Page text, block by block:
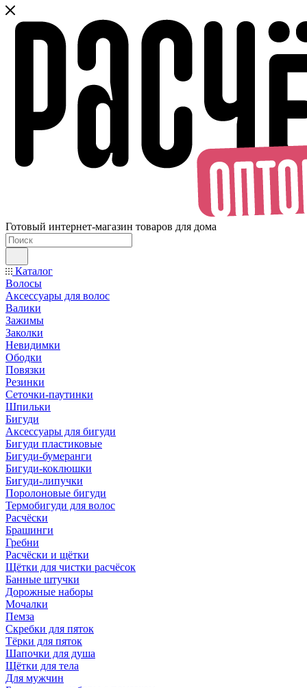
Готовый интернет-магазин товаров для дома
Каталог
Волосы
Аксессуары для волос
Валики
Зажимы
Заколки
Невидимки
Ободки
Повязки
Резинки
Сеточки-паутинки
Шпильки
Бигуди
Аксессуары для бигуди
Бигуди пластиковые
Бигуди-бумеранги
Бигуди-коклюшки
Бигуди-липучки
Поролоновые бигуди
Термобигуди для волос
Расчёски
Брашинги
Гребни
Расчёски и щётки
Щётки для чистки расчёсок
Банные штучки
Дорожные наборы
Мочалки
Пемза
Скребки для пяток
Тёрки для пяток
Шапочки для душа
Щётки для тела
Для мужчин